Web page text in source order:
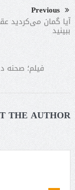
Previous
آیا گمان می‌کردید
ببینید
فیلم؛ صحنه
THE AUTHOR